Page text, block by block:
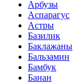
Арбузы
Аспарагус
Астры
Базилик
Баклажаны
Бальзамин
Бамбук
Банан